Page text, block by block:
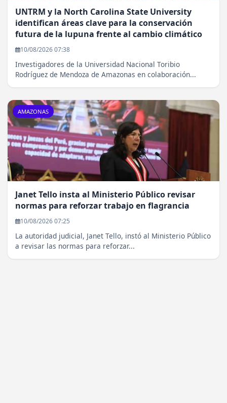
UNTRM y la North Carolina State University
identifican áreas clave para la conservación
futura de la lupuna frente al cambio climático
10/08/2026 07:38
Investigadores de la Universidad Nacional Toribio
Rodríguez de Mendoza de Amazonas en colaboración...
AMAZONAS
Janet Tello insta al Ministerio Público revisar
normas para reforzar trabajo en flagrancia
10/08/2026 07:25
La autoridad judicial, Janet Tello, instó al Ministerio Público
a revisar las normas para reforzar...